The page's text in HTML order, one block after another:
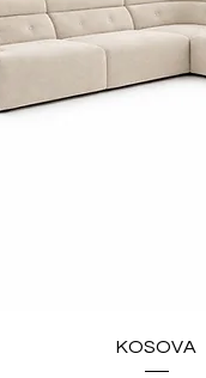
Aperçu rapide
KOSOVA